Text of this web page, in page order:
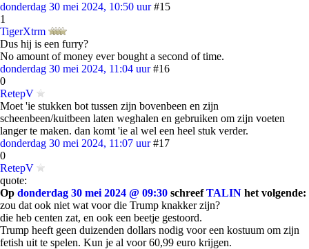
donderdag 30 mei 2024, 10:50 uur #15
1
TigerXtrm
Dus hij is een furry?
No amount of money ever bought a second of time.
donderdag 30 mei 2024, 11:04 uur #16
0
RetepV
Moet 'ie stukken bot tussen zijn bovenbeen en zijn
scheenbeen/kuitbeen laten weghalen en gebruiken om zijn voeten
langer te maken. dan komt 'ie al wel een heel stuk verder.
donderdag 30 mei 2024, 11:07 uur #17
0
RetepV
quote:
Op donderdag 30 mei 2024 @ 09:30 schreefTALIN het volgende:
zou dat ook niet wat voor die Trump knakker zijn?
die heb centen zat, en ook een beetje gestoord.
Trump heeft geen duizenden dollars nodig voor een kostuum om zijn
fetish uit te spelen. Kun je al voor 60,99 euro krijgen.